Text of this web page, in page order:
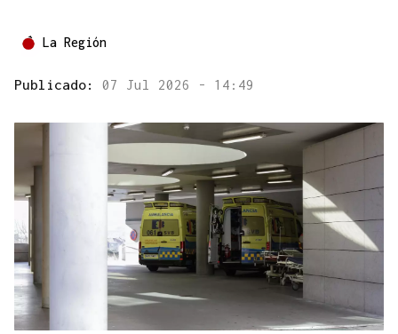
La Región
Publicado: 07 Jul 2026 - 14:49